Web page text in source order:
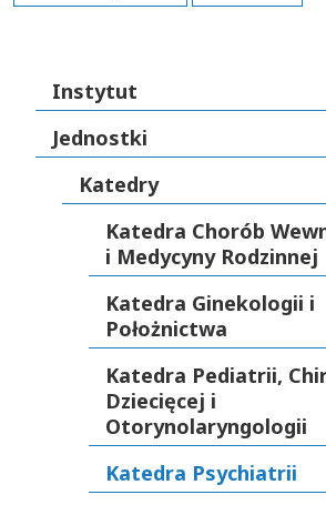
Instytut
Jednostki
Katedry
Katedra Chorób
i Medycyny Rodzinnej
Katedra Ginekologii i
Położnictwa
Katedra Pediatrii,
Dziecięcej i
Otorynolaryngologii
Katedra Psychiatrii